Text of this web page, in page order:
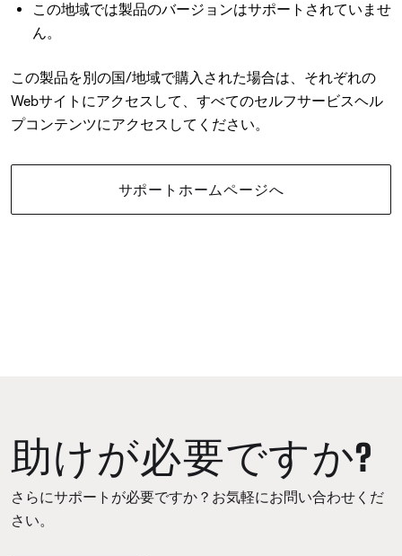
この地域では製品のバージョンはサポートされていませ
ん。
この製品を別の国/地域で購入された場合は、それぞれの
Webサイトにアクセスして、すべてのセルフサービスヘル
プコンテンツにアクセスしてください。
サポートホームページへ
助けが必要ですか?
さらにサポートが必要ですか？お気軽にお問い合わせくだ
さい。